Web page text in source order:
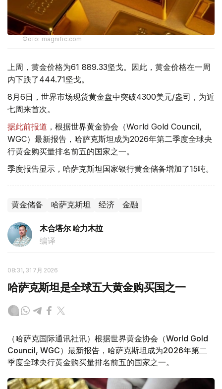
Фото: magnific.com
上周，黄金价格为61 889.33坚戈。因此，黄金价格在一周
内下跌了444.71坚戈。
8月6日，世界市场现货黄金盘中突破4300美元/盎司，为近
七周来首次。
据此前报道 ，根据世界黄金协会（World Gold Council,
WGC）最新报告，哈萨克斯坦成为2026年第二季度全球央
行黄金购买量排名前五的国家之一。
季度报告显示，哈萨克斯坦国家银行黄金储备增加了15吨。
黄金储备 哈萨克斯坦 经济 金融
木合塔尔 哈力木拉
编译
08:31, 31 7月 2026
哈萨克斯坦是全球五大黄金购买国之一
（哈萨克国际通讯社讯）根据世界黄金协会（World Gold
Council, WGC）最新报告，哈萨克斯坦成为2026年第二
季度全球央行黄金购买量排名前五的国家之一。